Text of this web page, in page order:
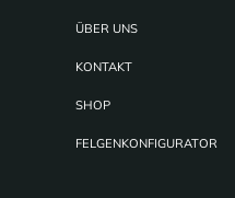
ÜBER UNS
KONTAKT
SHOP
FELGENKONFIGURATOR